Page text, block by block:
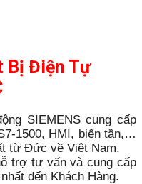
Bị Điện Tự
SIEMENS cung cấp
1500, HMI, biến tần,…
từ Đức về Việt Nam.
trợ tư vấn và cung cấp
đến Khách Hàng.